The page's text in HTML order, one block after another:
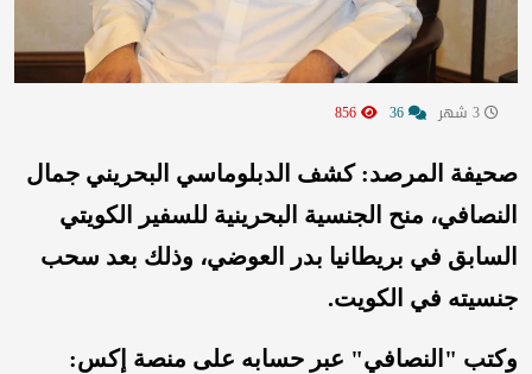
صحيفة المرصد: كشف الدبلوماسي البحريني جمال
النصافي، منح الجنسية البحرينية للسفير الكويتي
السابق في بريطانيا بدر العوضي، وذلك بعد سحب
جنسيته في الكويت.
وكتب "النصافي" عبر حسابه على منصة إكس: